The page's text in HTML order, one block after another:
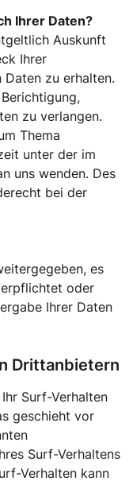
Ihrer Daten?
Auskunft
Ihrer
zu erhalten.
zu verlangen.
Thema
unter der im
uns wenden. Des
bei der
es
oder
Ihrer Daten
Drittanbietern
Surf-Verhalten
geschieht vor
Surf-Verhaltens
Verhalten kann